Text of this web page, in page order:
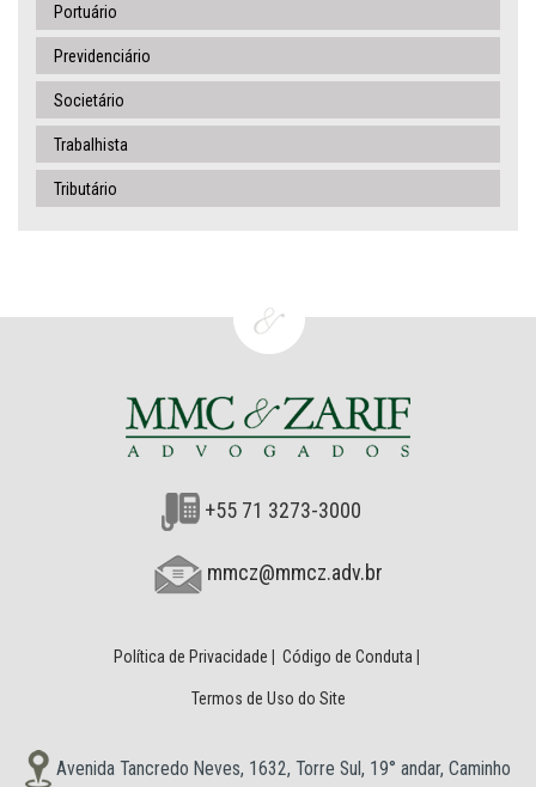
Portuário
Previdenciário
Societário
Trabalhista
Tributário
+55 71 3273-3000
mmcz@mmcz.adv.br
Política de Privacidade Código de Conduta
Termos de Uso do Site
Avenida Tancredo Neves, 1632, Torre Sul, 19° andar, Caminho